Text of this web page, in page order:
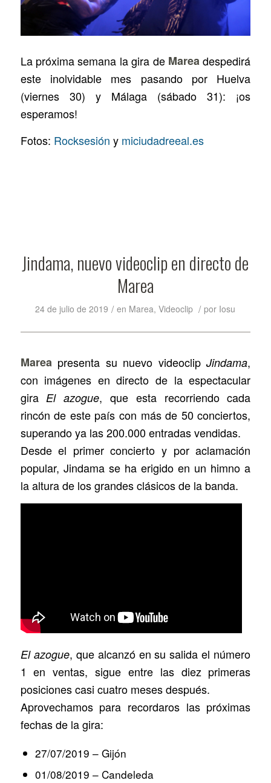
La próxima semana la gira de Mareadespedirá
este inolvidable mes pasando por Huelva
(viernes 30) y Málaga (sábado 31): ¡os
esperamos!
Fotos: Rocksesión y miciudadreeal.es
Jindama, nuevo videoclip en directo de
Marea
24 de julio de 2019 / en Marea,Videoclip / por Iosu
Mareapresenta su nuevo videoclipJindama,
con imágenes en directo de la espectacular
gira El azogue, que esta recorriendo cada
rincón de este país con más de 50 conciertos,
superando ya las 200.000 entradas vendidas.
Desde el primer concierto y por aclamación
popular, Jindama se ha erigido en un himno a
la altura de los grandes clásicos de la banda.
El azogue, que alcanzó en su salida el número
1 en ventas, sigue entre las diez primeras
posiciones casi cuatro meses después.
Aprovechamos para recordaros las próximas
fechas de la gira:
27/07/2019 – Gijón
01/08/2019 – Candeleda